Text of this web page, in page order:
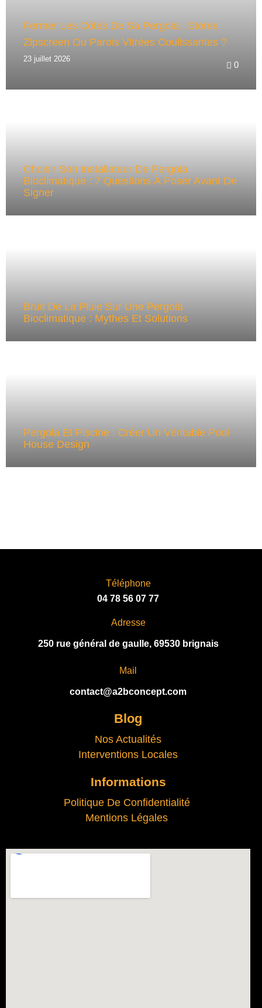
Fermer Les Côtés De Sa Pergola : Stores
Zipscreen Ou Parois Vitrées Coulissantes ?
23 juillet 2026
0
Choisir Son Installateur De Pergola
Bioclimatique : 7 Questions À Poser Avant De
Signer
Bruit De La Pluie Sur Une Pergola
Bioclimatique : Mythes Et Solutions
Pergola Et Piscine : Créer Un Véritable Pool
House Design
Téléphone
04 78 56 07 77
Adresse
250 rue général de gaulle, 69530 brignais
Mail
contact@a2bconcept.com
Blog
Nos Actualités
Interventions Locales
Informations
Politique De Confidentialité
Mentions Légales